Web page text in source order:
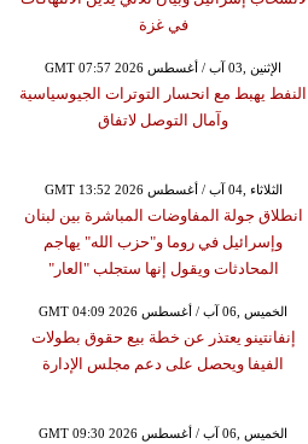
في غزة
GMT 07:57 2026 الإثنين ,03 آب / أغسطس
النفط يهبط مع انحسار التوترات الجيوسياسية
وآمال التوصل لاتفاق
GMT 13:52 2026 الثلاثاء ,04 آب / أغسطس
انطلاق جولة المفاوضات المباشرة بين لبنان
وإسرائيل في روما و"حزب الله" يهاجم
المحادثات ويقول إنها ستجلب "العار"
GMT 04:09 2026 الخميس ,06 آب / أغسطس
إنفانتينو يعتذر عن خطة بيع حقوق بطولات
الفيفا ويحصل على دعم مجلس الإدارة
GMT 09:30 2026 الخميس ,06 آب / أغسطس